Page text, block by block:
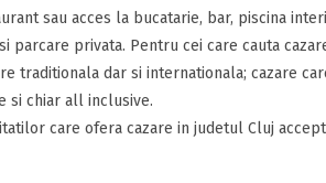
sau acces la bucatarie, bar, piscina
parcare privata. Pentru cei care cauta
traditionala dar si internationala; cazare
si chiar all inclusive.
care ofera cazare in judetul Cluj